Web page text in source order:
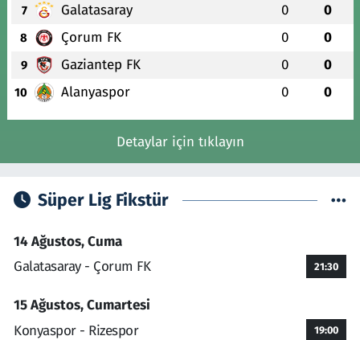
7 Galatasaray 0 0
8 Çorum FK 0 0
9 Gaziantep FK 0 0
10 Alanyaspor 0 0
Detaylar için tıklayın
Süper Lig Fikstür
14 Ağustos, Cuma
Galatasaray - Çorum FK
21:30
15 Ağustos, Cumartesi
Konyaspor - Rizespor
19:00